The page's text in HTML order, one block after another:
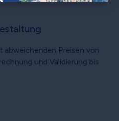
abweichenden Preisen von
und Validierung bis